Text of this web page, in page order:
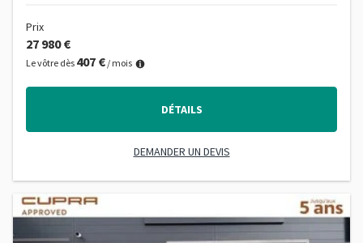
Prix
27 980 €
Le vôtre dès 407 € / mois
DÉTAILS
DEMANDER UN DEVIS